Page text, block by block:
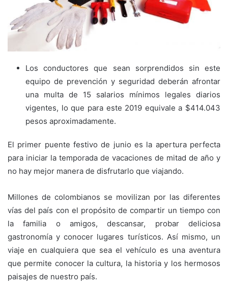
Los conductores que sean sorprendidos sin este
equipo de prevención y seguridad deberán afrontar
una multa de 15 salarios mínimos legales diarios
vigentes, lo que para este 2019 equivale a $414.043
pesos aproximadamente.
El primer puente festivo de junio es la apertura perfecta
para iniciar la temporada de vacaciones de mitad de año y
no hay mejor manera de disfrutarlo que viajando.
Millones de colombianos se movilizan por las diferentes
vías del país con el propósito de compartir un tiempo con
la familia o amigos, descansar, probar deliciosa
gastronomía y conocer lugares turísticos. Así mismo, un
viaje en cualquiera que sea el vehículo es una aventura
que permite conocer la cultura, la historia y los hermosos
paisajes de nuestro país.